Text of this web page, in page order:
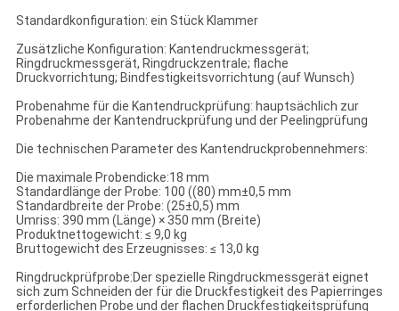
Standardkonfiguration: ein Stück Klammer
Zusätzliche Konfiguration: Kantendruckmessgerät;
Ringdruckmessgerät, Ringdruckzentrale; flache
Druckvorrichtung; Bindfestigkeitsvorrichtung (auf Wunsch)
Probenahme für die Kantendruckprüfung: hauptsächlich zur
Probenahme der Kantendruckprüfung und der Peelingprüfung
Die technischen Parameter des Kantendruckprobennehmers:
Die maximale Probendicke:18 mm
Standardlänge der Probe: 100 ((80) mm±0,5 mm
Standardbreite der Probe: (25±0,5) mm
Umriss: 390 mm (Länge) × 350 mm (Breite)
Produktnettogewicht: ≤ 9,0 kg
Bruttogewicht des Erzeugnisses: ≤ 13,0 kg
Ringdruckprüfprobe:Der spezielle Ringdruckmessgerät eignet
sich zum Schneiden der für die Druckfestigkeit des Papierringes
erforderlichen Probe und der flachen Druckfestigkeitsprüfung